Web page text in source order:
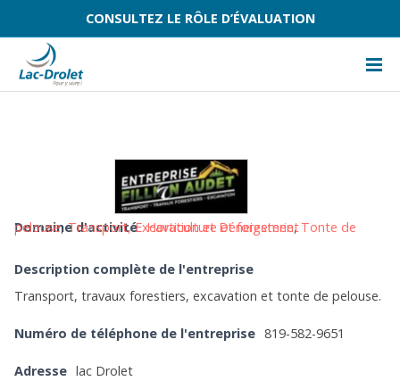
CONSULTEZ LE RÔLE D’ÉVALUATION
Domaine d'activité Horticulture et foresterie,
Tonte de pelouse,Transport, Excavation et Déneigement
Description complète de l'entreprise
Transport, travaux forestiers, excavation et tonte de pelouse.
Numéro de téléphone de l'entreprise 819-582-9651
Adresse lac Drolet